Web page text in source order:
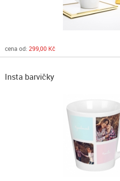
cena od: 299,00 Kč
Insta barvičky